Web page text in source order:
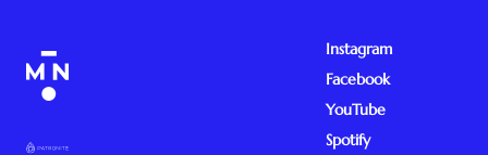
Instagram
Facebook
YouTube
Spotify